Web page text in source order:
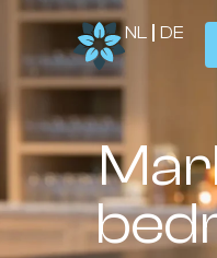
NL DE